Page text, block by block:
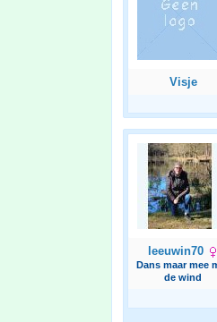
Visje
leeuwin70
Dans maar mee
de wind